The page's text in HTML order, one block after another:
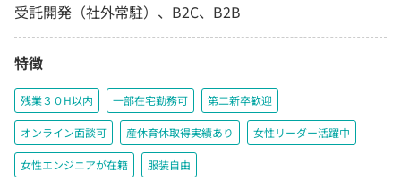
受託開発（社外常駐）、B2C、B2B
特徴
残業３０H以内 一部在宅勤務可 第二新卒歓迎
オンライン面談可 産休育休取得実績あり 女性リーダー活躍中
女性エンジニアが在籍 服装自由